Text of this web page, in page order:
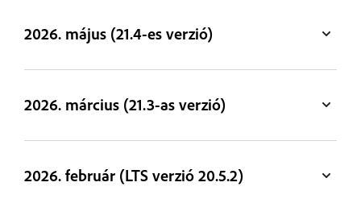
2026. május (21.4-es verzió)
2026. március (21.3-as verzió)
2026. február (LTS verzió 20.5.2)